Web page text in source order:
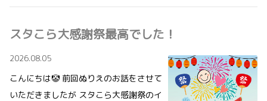
スタこら大感謝祭最高でした！
2026.08.05
こんにちは🤡 前回ぬりえのお話をさせて
いただきましたが スタこら大感謝祭のイ